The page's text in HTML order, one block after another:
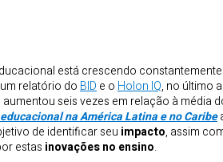
está crescendo
relatório do BID e o Holon IQ, no último
seis vezes em relação à média
na América Latina e no Caribe
de identificar seu impacto, assim
estas inovações no ensino.